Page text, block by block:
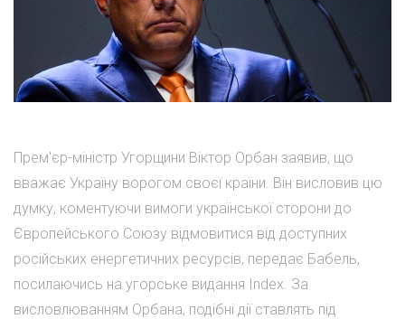
Прем'єр-міністр Угорщини Віктор Орбан заявив, що
вважає Україну ворогом своєї країни. Він висловив цю
думку, коментуючи вимоги української сторони до
Європейського Союзу відмовитися від доступних
російських енергетичних ресурсів, передає Бабель,
посилаючись на угорське видання Index. За
висловлюванням Орбана, подібні дії ставлять під